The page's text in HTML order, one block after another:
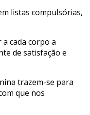
listas compulsórias,
cada corpo a
de satisfação e
trazem-se para
que nos